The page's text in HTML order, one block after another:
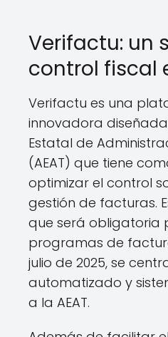
Verifactu: un
control fiscal
Verifactu es una
innovadora
Estatal de
(AEAT) que tiene
optimizar el control
gestión de facturas.
que será obligatoria
programas de
julio de 2025, se
automatizado y
a la AEAT.